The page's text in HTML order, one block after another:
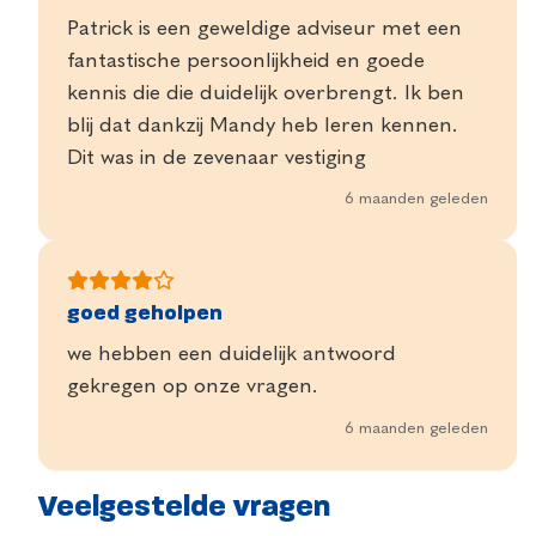
Patrick is een geweldige adviseur met een
fantastische persoonlijkheid en goede
kennis die die duidelijk overbrengt. Ik ben
blij dat dankzij Mandy heb leren kennen.
Dit was in de zevenaar vestiging
6 maanden geleden
goed geholpen
we hebben een duidelijk antwoord
gekregen op onze vragen.
6 maanden geleden
Veelgestelde vragen